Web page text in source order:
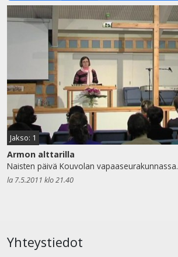
Jakso: 1
Armon alttarilla
Naisten päivä Kouvolan vapaaseurakunnassa.
la 7.5.2011 klo 21.40
Yhteystiedot